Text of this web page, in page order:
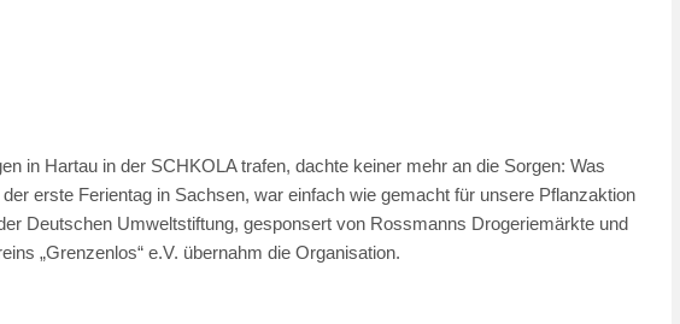
in Hartau in der SCHKOLA trafen, dachte keiner mehr an die Sorgen: Was
erste Ferientag in Sachsen, war einfach wie gemacht für unsere Pflanzaktion
Deutschen Umweltstiftung, gesponsert von Rossmanns Drogeriemärkte und
„Grenzenlos“ e.V. übernahm die Organisation.